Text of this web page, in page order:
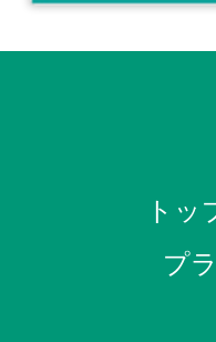
トッ
プ